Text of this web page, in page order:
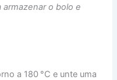
o bolo e
a 180 °C e unte uma